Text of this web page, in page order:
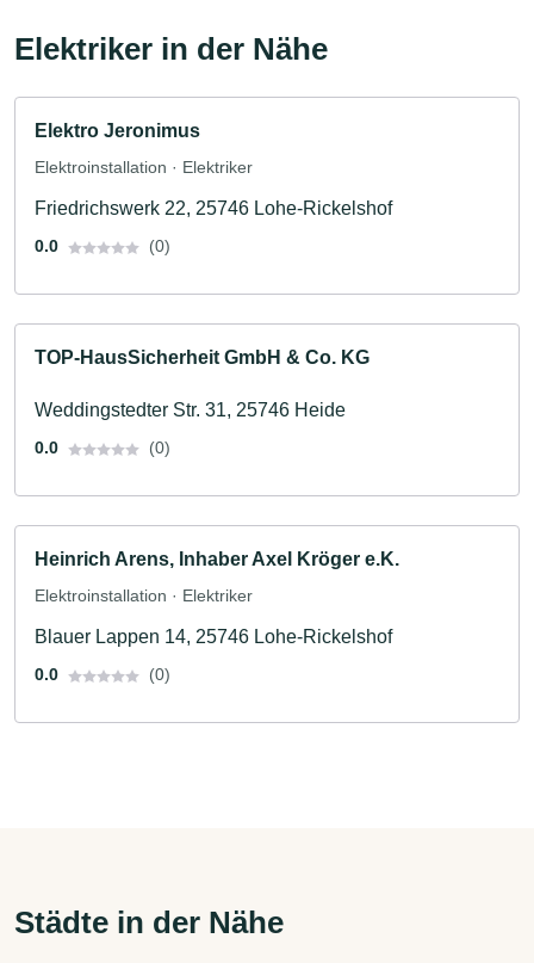
Elektriker in der Nähe
Elektro Jeronimus
Elektroinstallation · Elektriker
Friedrichswerk 22, 25746 Lohe-Rickelshof
0.0 (0)
TOP-HausSicherheit GmbH & Co. KG
Weddingstedter Str. 31, 25746 Heide
0.0 (0)
Heinrich Arens, Inhaber Axel Kröger e.K.
Elektroinstallation · Elektriker
Blauer Lappen 14, 25746 Lohe-Rickelshof
0.0 (0)
Städte in der Nähe